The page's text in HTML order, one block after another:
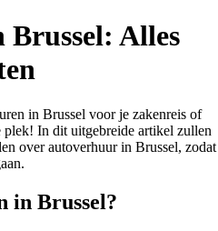
Alles
in Brussel voor je zakenreis of
plek! In dit uitgebreide artikel zullen
over autoverhuur in Brussel, zodat
in Brussel?